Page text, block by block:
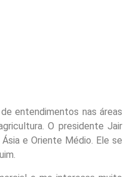
entendimentos nas áreas
O presidente Jair
e Oriente Médio. Ele se